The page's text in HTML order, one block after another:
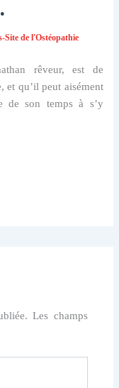
Site de l'Ostéopathie
rêveur, est de
et qu’il peut aisément
de son temps à s’y
Les champs